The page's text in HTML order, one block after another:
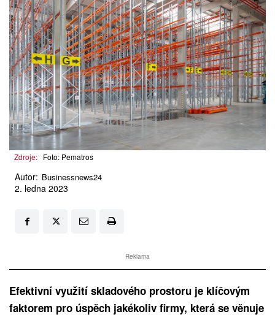
Zdroje: Foto: Pematros
Autor: Businessnews24
2. ledna 2023
Reklama
Efektivní využití skladového prostoru je klíčovým
faktorem pro úspěch jakékoliv firmy, která se věnuje